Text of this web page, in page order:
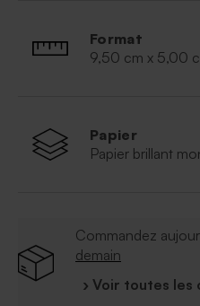
Format
9,50 cm x 5,00
Papier
Papier brillant
Commandez
demain
› Voir toutes